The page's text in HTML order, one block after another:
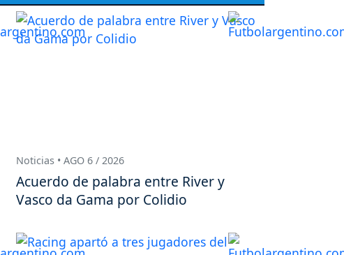
Noticias • AGO 6 / 2026
Acuerdo de palabra entre River y
Vasco da Gama por Colidio